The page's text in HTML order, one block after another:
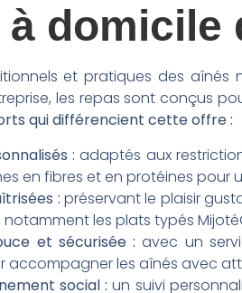
à domicile
et pratiques des
les repas sont conçus
qui différencient cette offre :
: adaptés aux
en fibres et en protéines pour
: préservant le plaisir
notamment les plats typés
et sécurisée : avec un
accompagner les aînés avec
social : un suivi